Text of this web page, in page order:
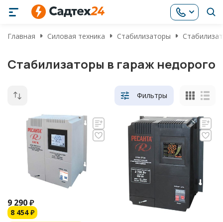
Главная Силовая техника Стабилизаторы
Стабилизаторы в гараж недорого
Фильтры
9 290₽
8 454 ₽